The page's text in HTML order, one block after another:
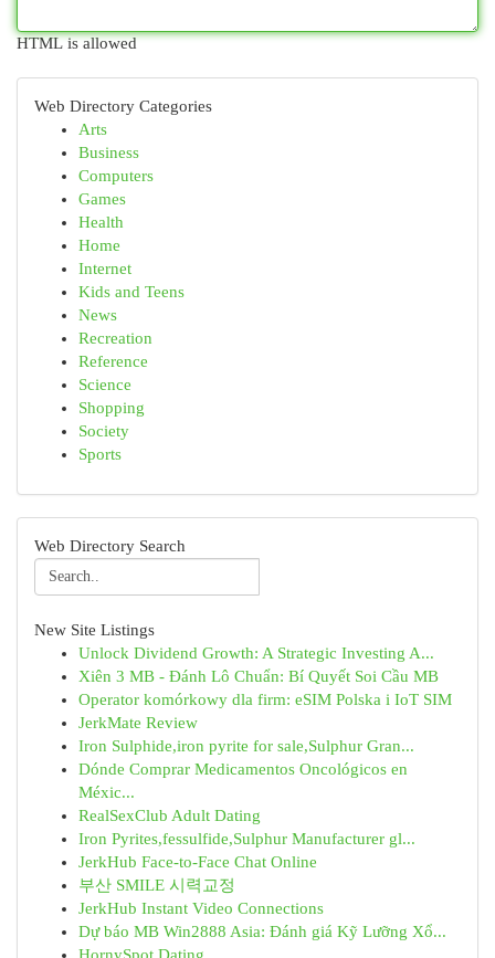
HTML is allowed
Web Directory Categories
Arts
Business
Computers
Games
Health
Home
Internet
Kids and Teens
News
Recreation
Reference
Science
Shopping
Society
Sports
Web Directory Search
New Site Listings
Unlock Dividend Growth: A Strategic Investing A...
Xiên 3 MB - Đánh Lô Chuẩn: Bí Quyết Soi Cầu MB
Operator komórkowy dla firm: eSIM Polska i IoT SIM
JerkMate Review
Iron Sulphide,iron pyrite for sale,Sulphur Gran...
Dónde Comprar Medicamentos Oncológicos en
Méxic...
RealSexClub Adult Dating
Iron Pyrites,fessulfide,Sulphur Manufacturer gl...
JerkHub Face-to-Face Chat Online
부산 SMILE 시력교정
JerkHub Instant Video Connections
Dự báo MB Win2888 Asia: Đánh giá Kỹ Lưỡng Xổ...